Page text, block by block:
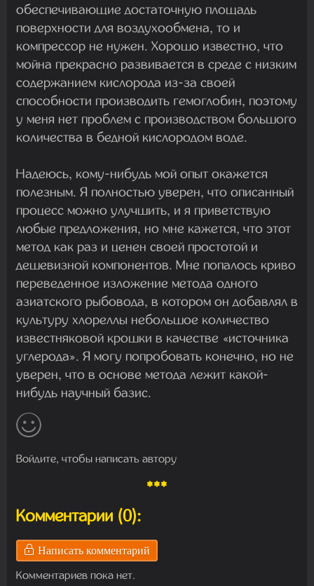
обеспечивающие достаточную площадь
поверхности для воздухообмена, то и
компрессор не нужен. Хорошо известно, что
мойна прекрасно развивается в среде с низким
содержанием кислорода из-за своей
способности производить гемоглобин, поэтому
у меня нет проблем с производством большого
количества в бедной кислородом воде.
Надеюсь, кому-нибудь мой опыт окажется
полезным. Я полностью уверен, что описанный
процесс можно улучшить, и я приветствую
любые предложения, но мне кажется, что этот
метод как раз и ценен своей простотой и
дешевизной компонентов. Мне попалось криво
переведенное изложение метода одного
азиатского рыбовода, в котором он добавлял в
культуру хлореллы небольшое количество
известняковой крошки в качестве «источника
углерода». Я могу попробовать конечно, но не
уверен, что в основе метода лежит какой-
нибудь научный базис.
Войдите, чтобы написать автору
***
Комментарии (0):
Написать комментарий
Комментариев пока нет.